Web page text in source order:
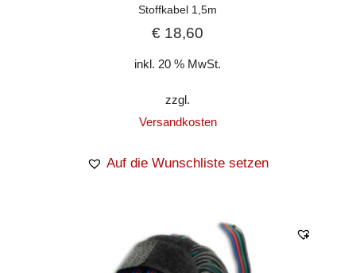
Stoffkabel 1,5m
€ 18,60
inkl. 20 % MwSt.
zzgl.
Versandkosten
Auf die Wunschliste setzen